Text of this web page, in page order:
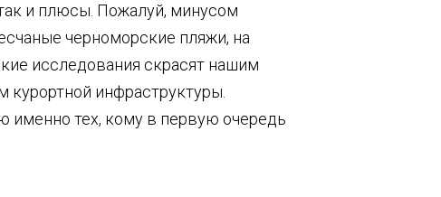
и плюсы. Пожалуй, минусом
черноморские пляжи, на
исследования скрасят нашим
инфраструктуры.
именно тех, кому в первую очередь